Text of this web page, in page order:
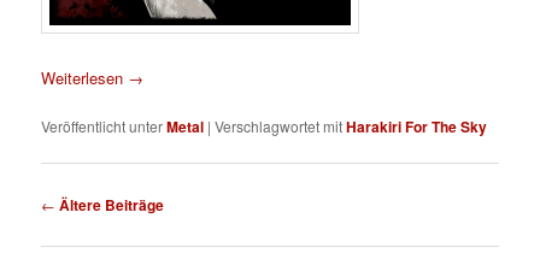
Weiterlesen →
Veröffentlicht unterMetal |Verschlagwortet mitHarakiri For The Sky
Beitragsnavigation
← Ältere Beiträge